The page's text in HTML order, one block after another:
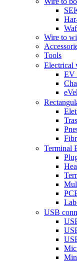
Wire to
Tools
Electrical
EV
Terminal
USB